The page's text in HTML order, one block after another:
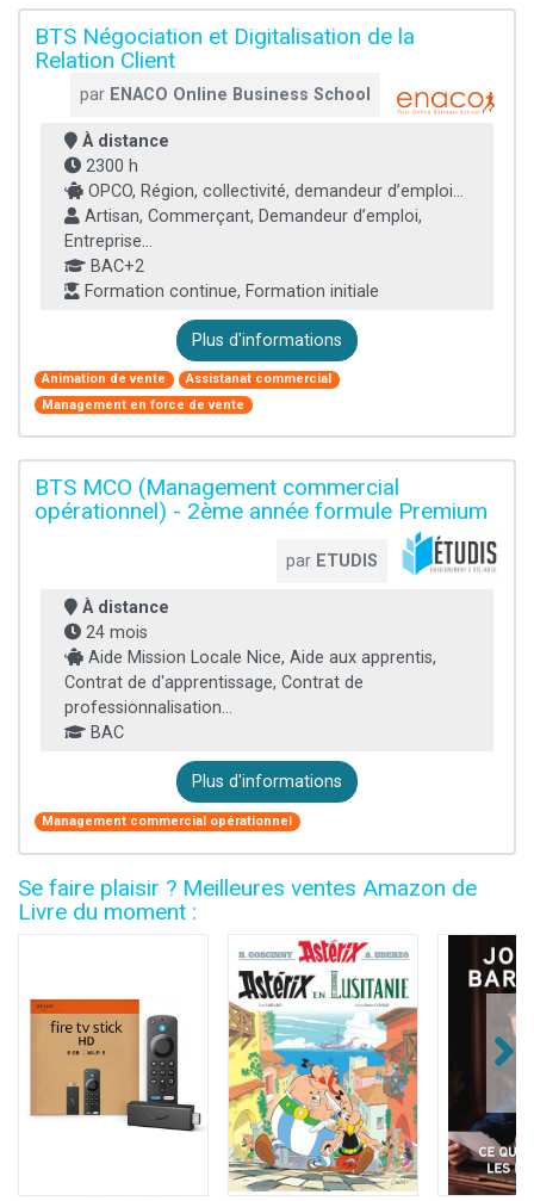
BTS Négociation et Digitalisation de la
Relation Client
par ENACO Online Business School
À distance
2300 h
OPCO, Région, collectivité, demandeur d’emploi...
Artisan, Commerçant, Demandeur d’emploi,
Entreprise...
BAC+2
Formation continue, Formation initiale
Plus d'informations
Animation de vente
Assistanat commercial
Management en force de vente
BTS MCO (Management commercial
opérationnel) - 2ème année formule Premium
par ETUDIS
À distance
24 mois
Aide Mission Locale Nice, Aide aux apprentis,
Contrat de d'apprentissage, Contrat de
professionnalisation...
BAC
Plus d'informations
Management commercial opérationnel
Se faire plaisir ? Meilleures ventes Amazon de
Livre du moment :